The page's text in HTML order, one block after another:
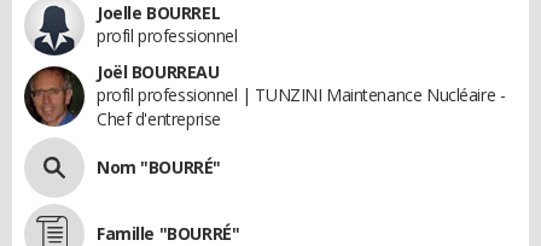
Joelle BOURREL
profil professionnel
Joël BOURREAU
profil professionnel | TUNZINI Maintenance Nucléaire -
Chef d'entreprise
Nom "BOURRÉ"
Famille "BOURRÉ"